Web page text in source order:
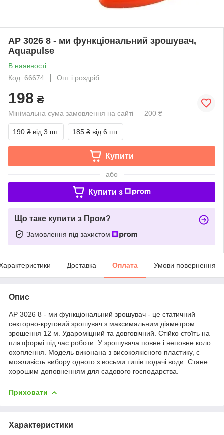
АР 3026 8 - ми функціональний зрошувач,
Aquapulse
В наявності
Код: 66674
Опт і роздріб
198 ₴
Мінімальна сума замовлення на сайті — 200 ₴
190 ₴ від 3 шт. 185 ₴ від 6 шт.
Купити
або
Купити з
Що таке купити з Пром?
Замовлення під захистом
Доставка Оплата Умови повернення
Опис
АР 3026 8 - ми функціональний зрошувач - це статичний
секторно-круговий зрошувач з максимальним діаметром
зрошення 12 м. Удароміцний та довговічний. Стійко стоїть на
платформі під час роботи. У зрошувача повне і неповне коло
охоплення. Модель виконана з високоякісного пластику, є
можливість вибору одного з восьми типів подачі води. Стане
хорошим доповненням для садового господарства.
Приховати
Характеристики